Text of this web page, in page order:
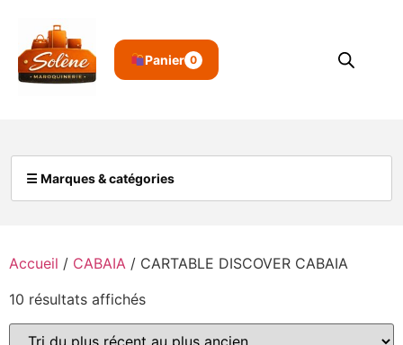
Panier 0
☰ Marques & catégories
Accueil / CABAIA / CARTABLE DISCOVER CABAIA
10 résultats affichés